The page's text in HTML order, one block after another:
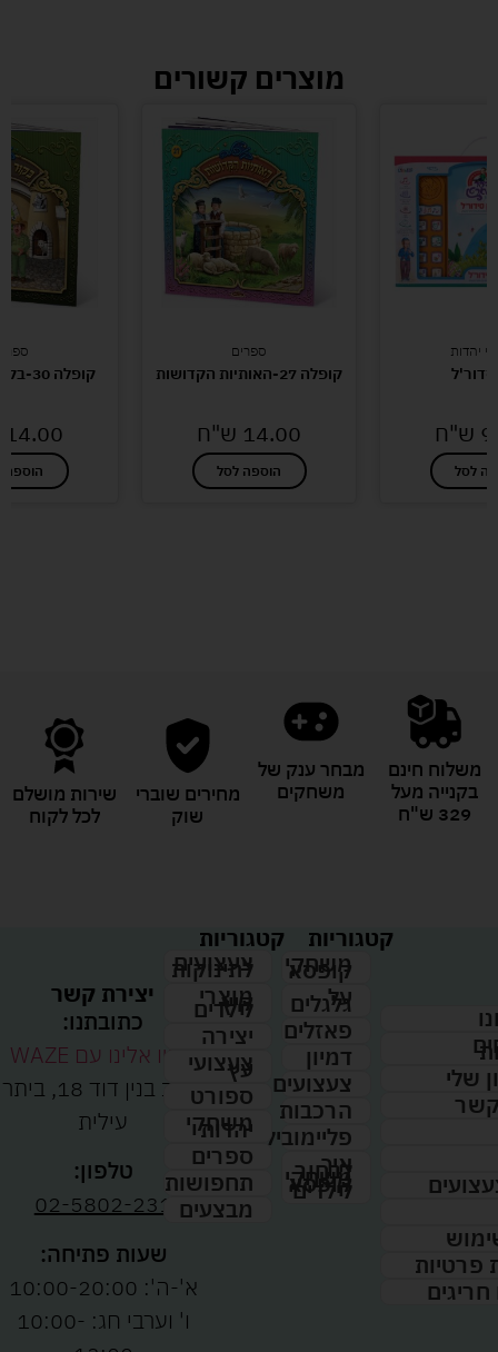
מוצרים קשורים
יהדות
סדור'ל
ש"ח
לסל
ספרים
קופלה 27-האותיות הקדושות
14.00 ש"ח
הוספה לסל
קופלה 30-בקור בגן החיות
14.00
הוספה
משלוח חינם
בקנייה מעל
329 ש"ח
מבחר ענק של
משחקים
מחירים שוברי
שוק
שירות מושלם
לכל לקוח
שלי
קשר
פרטיות
חריגים
קטגוריות
משחקי
קופסא
על
גלגלים
פאזלים
דמיון
צעצועים
הרכבות
פליימוביל
איך
לבחור
משחקי
קופסא
לילדים
קטגוריות
צעצועים
לתינוקות
מוצרי
קיץ
לילדים
יצירה
צעצועי
עץ
ספורט
משחקי
יהדות
ספרים
תחפושות
מבצעים
יצירת קשר
כתובתנו:
נווטו אלינו עם WAZE
רחוב בנין דוד 18, ביתר
עילית
טלפון:
02-5802-231
שעות פתיחה:
א'-ה': 10:00-20:00
ו' וערבי חג: 10:00-